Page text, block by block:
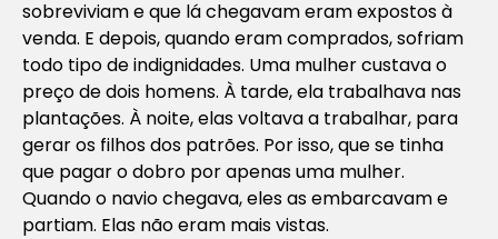
sobreviviam e que lá chegavam eram expostos à
venda. E depois, quando eram comprados, sofriam
todo tipo de indignidades. Uma mulher custava o
preço de dois homens. À tarde, ela trabalhava nas
plantações. À noite, elas voltava a trabalhar, para
gerar os filhos dos patrões. Por isso, que se tinha
que pagar o dobro por apenas uma mulher.
Quando o navio chegava, eles as embarcavam e
partiam. Elas não eram mais vistas.